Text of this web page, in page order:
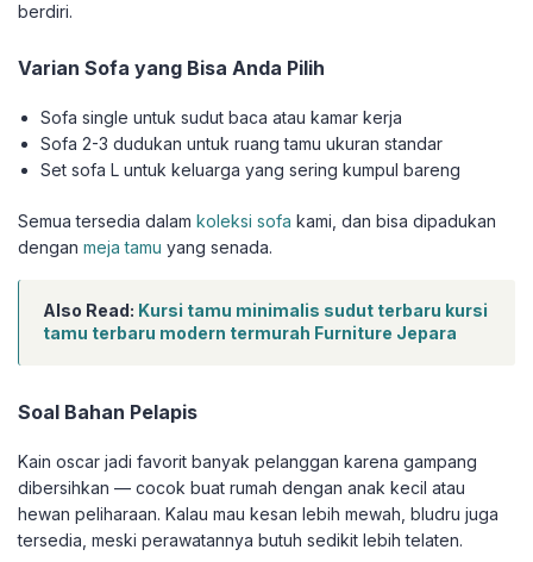
berdiri.
Varian Sofa yang Bisa Anda Pilih
Sofa single untuk sudut baca atau kamar kerja
Sofa 2-3 dudukan untuk ruang tamu ukuran standar
Set sofa L untuk keluarga yang sering kumpul bareng
Semua tersedia dalam koleksi sofa kami, dan bisa dipadukan
dengan meja tamu yang senada.
Also Read: Kursi tamu minimalis sudut terbaru kursi
tamu terbaru modern termurah Furniture Jepara
Soal Bahan Pelapis
Kain oscar jadi favorit banyak pelanggan karena gampang
dibersihkan — cocok buat rumah dengan anak kecil atau
hewan peliharaan. Kalau mau kesan lebih mewah, bludru juga
tersedia, meski perawatannya butuh sedikit lebih telaten.